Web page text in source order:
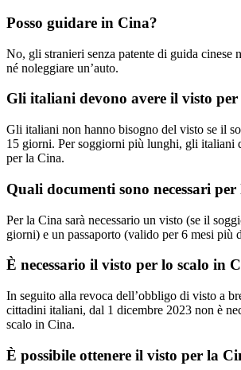
Posso guidare in Cina?
No, gli stranieri senza patente di guida cinese
né noleggiare un’auto.
Gli italiani devono avere il visto
Gli italiani non hanno bisogno del visto se il
15 giorni. Per soggiorni più lunghi, gli italiani
per la Cina.
Quali documenti sono necessari
Per la Cina sarà necessario un visto (se il
giorni) e un passaporto (valido per 6 mesi più
È necessario il visto per lo scalo in
In seguito alla revoca dell’obbligo di visto a
cittadini italiani, dal 1 dicembre 2023 non è
scalo in Cina.
È possibile ottenere il visto per la